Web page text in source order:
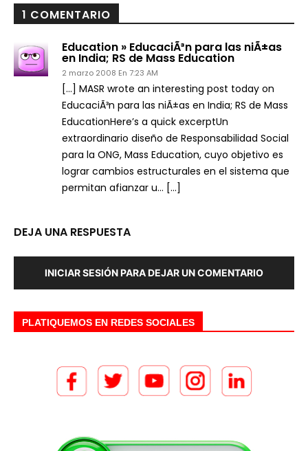
1 COMENTARIO
Education » EducaciÃ³n para las niÃ±as
en India; RS de Mass Education
2 marzo 2008 En 7:23 AM
[…] MASR wrote an interesting post today on
EducaciÃ³n para las niÃ±as en India; RS de Mass
EducationHere’s a quick excerptUn
extraordinario diseño de Responsabilidad Social
para la ONG, Mass Education, cuyo objetivo es
lograr cambios estructurales en el sistema que
permitan afianzar u… […]
DEJA UNA RESPUESTA
INICIAR SESIÓN PARA DEJAR UN COMENTARIO
PLATIQUEMOS EN REDES SOCIALES